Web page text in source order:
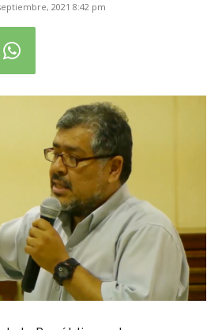
2021 8:42 pm